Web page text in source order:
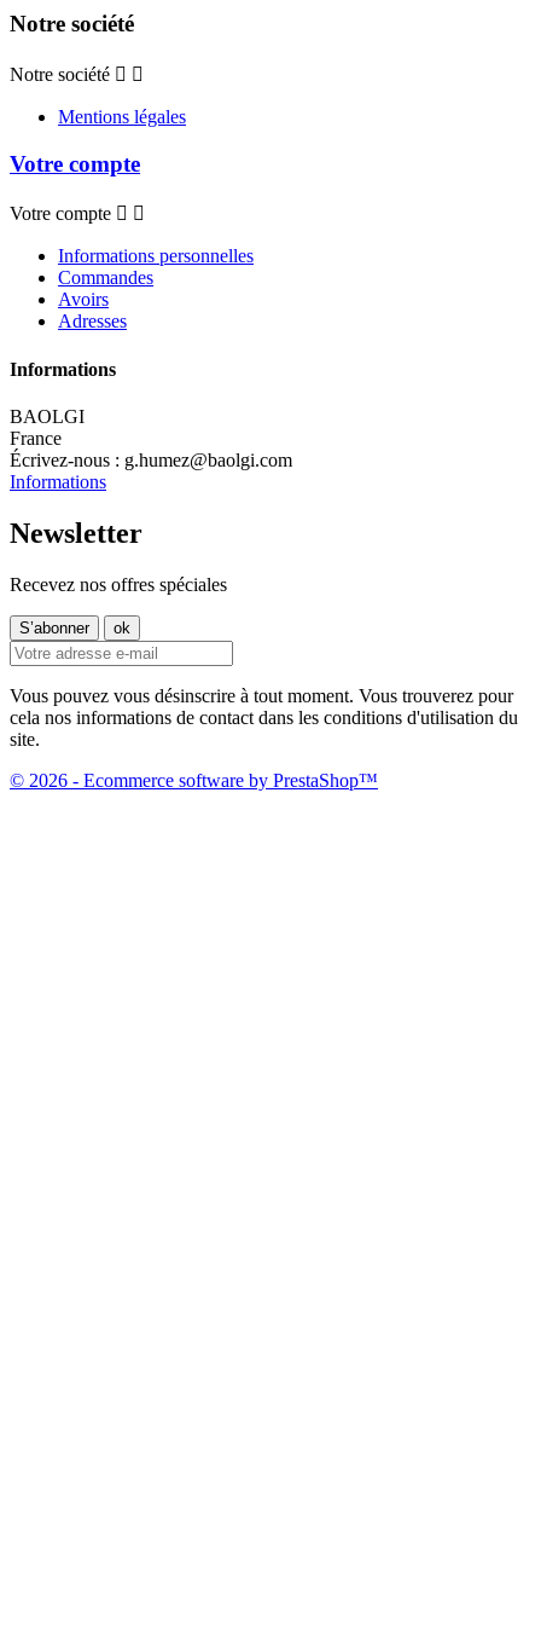
Notre société
Notre société  
Mentions légales
Votre compte
Votre compte  
Informations personnelles
Commandes
Avoirs
Adresses
Informations
BAOLGI
France
Écrivez-nous : g.humez@baolgi.com
Informations
Newsletter
Recevez nos offres spéciales
Vous pouvez vous désinscrire à tout moment. Vous trouverez pour
cela nos informations de contact dans les conditions d'utilisation du
site.
© 2026 - Ecommerce software by PrestaShop™